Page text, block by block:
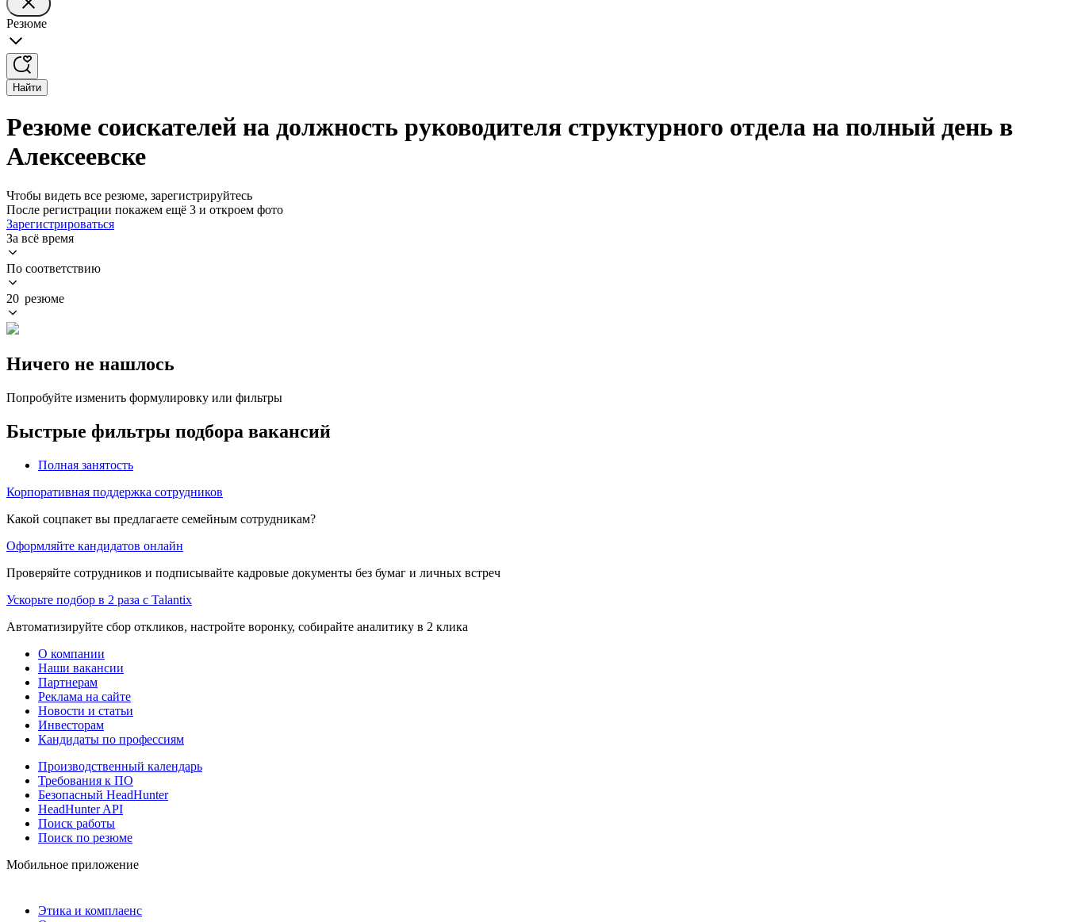
Резюме
Найти
Резюме соискателей на должность руководителя структурного отдела на полный день в
Алексеевске
Чтобы видеть все резюме, зарегистрируйтесь
После регистрации покажем ещё 3 и откроем фото
Зарегистрироваться
За всё время
По соответствию
20 резюме
Ничего не нашлось
Попробуйте изменить формулировку или фильтры
Быстрые фильтры подбора вакансий
Полная занятость
Корпоративная поддержка сотрудников
Какой соцпакет вы предлагаете семейным сотрудникам?
Оформляйте кандидатов онлайн
Проверяйте сотрудников и подписывайте кадровые документы без бумаг и личных встреч
Ускорьте подбор в 2 раза с Talantix
Автоматизируйте сбор откликов, настройте воронку, собирайте аналитику в 2 клика
О компании
Наши вакансии
Партнерам
Реклама на сайте
Новости и статьи
Инвесторам
Кандидаты по профессиям
Производственный календарь
Требования к ПО
Безопасный HeadHunter
HeadHunter API
Поиск работы
Поиск по резюме
Мобильное приложение
Этика и комплаенс